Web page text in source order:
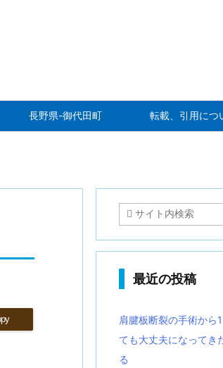
長野県-御代田町 転載、引用につ
最近の投稿
肩腱板断裂の手術から
ても大丈夫になってき
る